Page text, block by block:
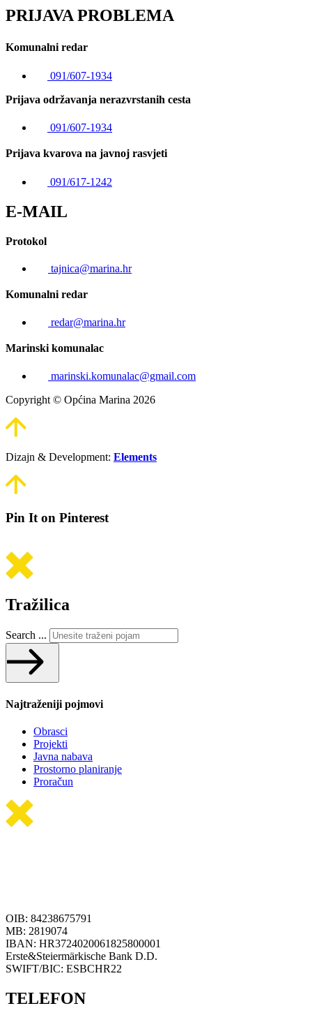
PRIJAVA PROBLEMA
Komunalni redar
091/607-1934
Prijava održavanja nerazvrstanih cesta
091/607-1934
Prijava kvarova na javnoj rasvjeti
091/617-1242
E-MAIL
Protokol
tajnica@marina.hr
Komunalni redar
redar@marina.hr
Marinski komunalac
marinski.komunalac@gmail.com
Copyright © Općina Marina 2026
Dizajn & Development: Elements
Pin It on Pinterest
Tražilica
Search ...
Najtraženiji pojmovi
Obrasci
Projekti
Javna nabava
Prostorno planiranje
Proračun
OIB: 84238675791
MB: 2819074
IBAN: HR3724020061825800001
Erste&Steiermärkische Bank D.D.
SWIFT/BIC: ESBCHR22
TELEFON